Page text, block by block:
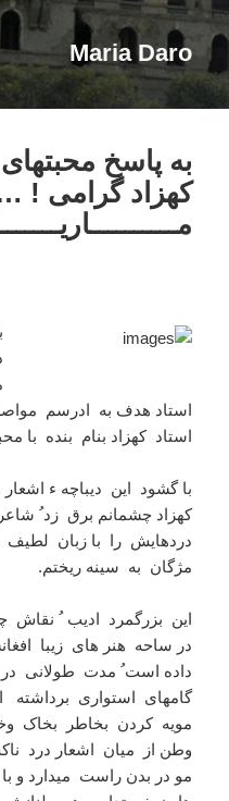
Maria Daro
به پاسخ
کهزاد گرامی ! …
استاد هدف به ادرسم
استاد کهزاد بنام بنده با
با گشود این دیباچه ء
کهزاد چشمانم برق زد
دردهایش را با زبان
مژگان به سینه ریختم.
این بزرگمرد ادیب ُ نقاش
در ساحه هنر های زیبا
داده است ُ مدت طولانی
گامهای استواری
مویه کردن بخاطر بخاک
وطن از میان اشعار درد
مو در بدن راست میدارد و